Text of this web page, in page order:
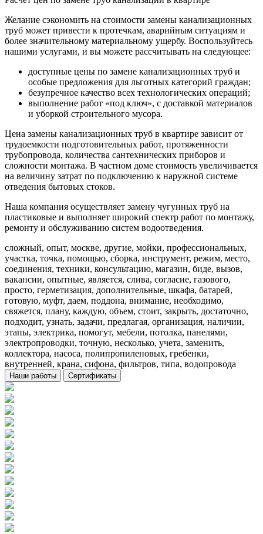
Желание сэкономить на стоимости замены канализационных
труб может привести к протечкам, аварийным ситуациям и
более значительному материальному ущербу. Воспользуйтесь
нашими услугами, и вы можете рассчитывать на следующее:
доступные цены по замене канализационных труб и
особые предложения для льготных категорий граждан;
безупречное качество всех технологических операций;
выполнение работ «под ключ», с доставкой материалов
и уборкой строительного мусора.
Цена замены канализационных труб в квартире зависит от
трудоемкости подготовительных работ, протяженности
трубопровода, количества сантехнических приборов и
сложности монтажа. В частном доме стоимость увеличивается
на величину затрат по подключению к наружной системе
отведения бытовых стоков.
Наша компания осуществляет замену чугунных труб на
пластиковые и выполняет широкий спектр работ по монтажу,
ремонту и обслуживанию систем водоотведения.
сложный, опыт, москве, другие, мойки, профессиональных,
участка, точка, помощью, сборка, инструмент, режим, место,
соединения, техники, консультацию, магазин, биде, вызов,
вакансии, опытные, является, слива, согласие, газового,
просто, герметизация, дополнительные, шкафа, батарей,
готовую, муфт, даем, поддона, внимание, необходимо,
свяжется, плану, каждую, объем, стоит, закрыть, достаточно,
подходит, узнать, задачи, предлагая, организация, наличии,
этапы, электрика, помогут, мебели, потолка, панелями,
электропроводки, точную, несколько, учета, заменить,
коллектора, насоса, полипропиленовых, гребенки,
внутренней, крана, сифона, фильтров, типа, водопровода
Наши работы Сертификаты